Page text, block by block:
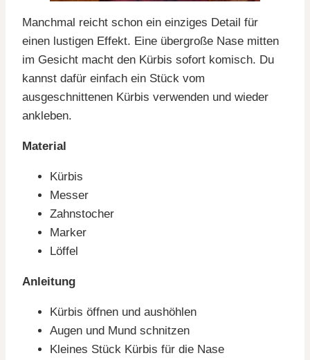
Manchmal reicht schon ein einziges Detail für
einen lustigen Effekt. Eine übergroße Nase mitten
im Gesicht macht den Kürbis sofort komisch. Du
kannst dafür einfach ein Stück vom
ausgeschnittenen Kürbis verwenden und wieder
ankleben.
Material
Kürbis
Messer
Zahnstocher
Marker
Löffel
Anleitung
Kürbis öffnen und aushöhlen
Augen und Mund schnitzen
Kleines Stück Kürbis für die Nase